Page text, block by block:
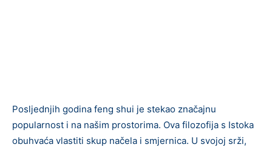
Posljednjih godina feng shui je stekao značajnu
popularnost i na našim prostorima. Ova filozofija s Istoka
obuhvaća vlastiti skup načela i smjernica. U svojoj srži,